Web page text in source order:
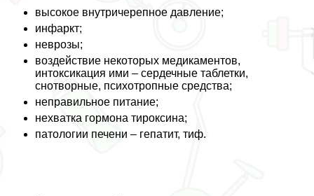
высокое внутричерепное давление;
инфаркт;
неврозы;
воздействие некоторых медикаментов,
интоксикация ими – сердечные таблетки,
снотворные, психотропные средства;
неправильное питание;
нехватка гормона тироксина;
патологии печени – гепатит, тиф.